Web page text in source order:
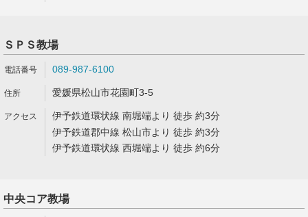
ＳＰＳ教場
089-987-6100
愛媛県松山市花園町3-5
伊予鉄道環状線 南堀端より 徒歩 約3分
伊予鉄道郡中線 松山市より 徒歩 約3分
伊予鉄道環状線 西堀端より 徒歩 約6分
中央コア教場